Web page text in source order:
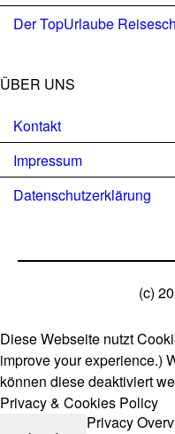
Der TopUrlaube
ÜBER UNS
Kontakt
Impressum
Datenschutzerklärung
(c)
Diese Webseite nutzt
improve your experience.)
können diese deaktiviert
Privacy & Cookies Policy
Privacy